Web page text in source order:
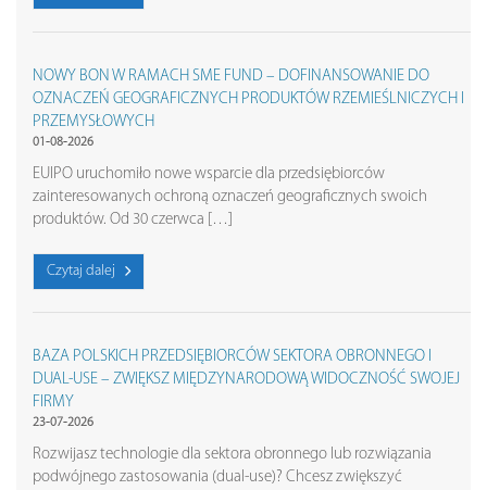
NOWY BON W RAMACH SME FUND – DOFINANSOWANIE DO
OZNACZEŃ GEOGRAFICZNYCH PRODUKTÓW RZEMIEŚLNICZYCH I
PRZEMYSŁOWYCH
01-08-2026
EUIPO uruchomiło nowe wsparcie dla przedsiębiorców
zainteresowanych ochroną oznaczeń geograficznych swoich
produktów. Od 30 czerwca […]
Czytaj dalej
BAZA POLSKICH PRZEDSIĘBIORCÓW SEKTORA OBRONNEGO I
DUAL-USE – ZWIĘKSZ MIĘDZYNARODOWĄ WIDOCZNOŚĆ SWOJEJ
FIRMY
23-07-2026
Rozwijasz technologie dla sektora obronnego lub rozwiązania
podwójnego zastosowania (dual-use)? Chcesz zwiększyć